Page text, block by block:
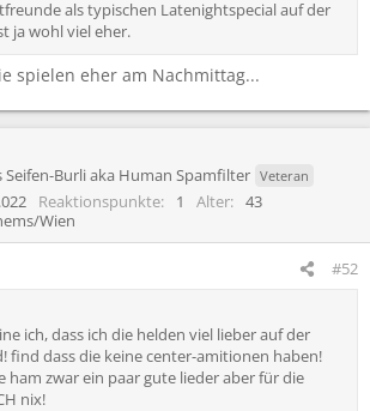
als typischen Latenightspecial auf der
ja wohl viel eher.
spielen eher am Nachmittag...
Seifen-Burli aka Human Spamfilter Veteran
Reaktionspunkte 1 Alter
43
Wien
#52
ich, dass ich die helden viel lieber auf der
find dass die keine center-amitionen haben!
ham zwar ein paar gute lieder aber für die
nix!